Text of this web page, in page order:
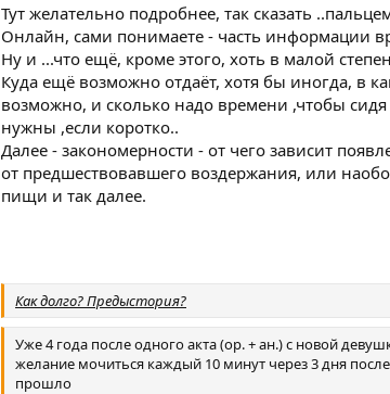
Тут желательно подробнее, так сказать
Онлайн, сами понимаете - часть информации
Ну и ...что ещё, кроме этого, хоть в малой
Куда ещё возможно отдаёт, хотя бы иногда, в
возможно, и сколько надо времени ,чтобы
нужны ,если коротко..
Далее - закономерности - от чего зависит
от предшествовавшего воздержания, или
пищи и так далее.
Как долго? Предыстория?
Уже 4 года после одного акта (ор. + ан.) с новой
желание мочиться каждый 10 минут через 3 дня
прошло